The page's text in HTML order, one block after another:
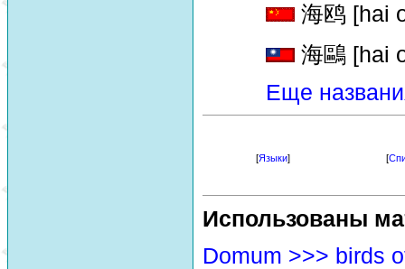
海鸥 [hai
海鷗 [hai
Еще
[Языки] [
Использованы
Domum >>> birds